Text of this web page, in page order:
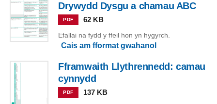
Drywydd Dysgu a chamau ABC
PDF 62 KB
Efallai na fydd y ffeil hon yn hygyrch.
Cais am fformat gwahanol
Fframwaith Llythrennedd: camau
cynnydd
PDF 137 KB